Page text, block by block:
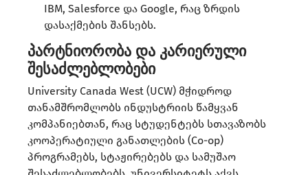
IBM, Salesforce და Google, რაც ზრდის
დასაქმების შანსებს.
პარტნიორობა და კარიერული
შესაძლებლობები
University Canada West (UCW) მჭიდროდ
თანამშრომლობს ინდუსტრიის წამყვან
კომპანიებთან, რაც სტუდენტებს სთავაზობს
კოოპერატიული განათლების (Co-op)
პროგრამებს, სტაჟირებებს და სამუშაო